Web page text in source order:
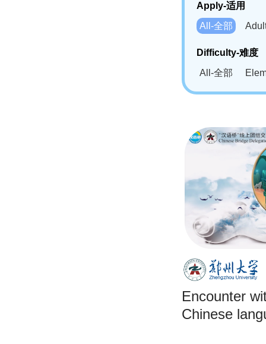
Bahasa
Swahili(SW)-
Apply-适用
All-全部
Difficulty-难度
All-全部
Encounter
Chinese